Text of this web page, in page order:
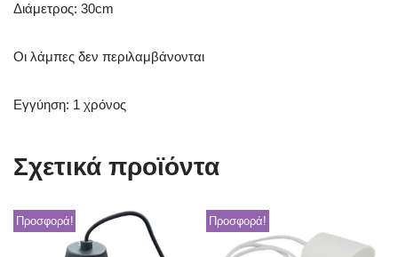
Διάμετρος: 30cm
Οι λάμπες δεν περιλαμβάνονται
Εγγύηση: 1 χρόνος
Σχετικά προϊόντα
Προσφορά! Προσφορά!